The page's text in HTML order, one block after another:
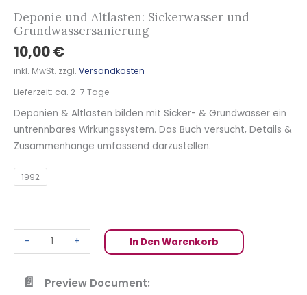
Deponie und Altlasten: Sickerwasser und
Grundwassersanierung
10,00€
inkl. MwSt. zzgl. Versandkosten
Lieferzeit: ca. 2-7 Tage
Deponien & Altlasten bilden mit Sicker- & Grundwasser ein
untrennbares Wirkungssystem. Das Buch versucht, Details &
Zusammenhänge umfassend darzustellen.
1992
-
Menge
+ In Den Warenkorb
Preview Document: